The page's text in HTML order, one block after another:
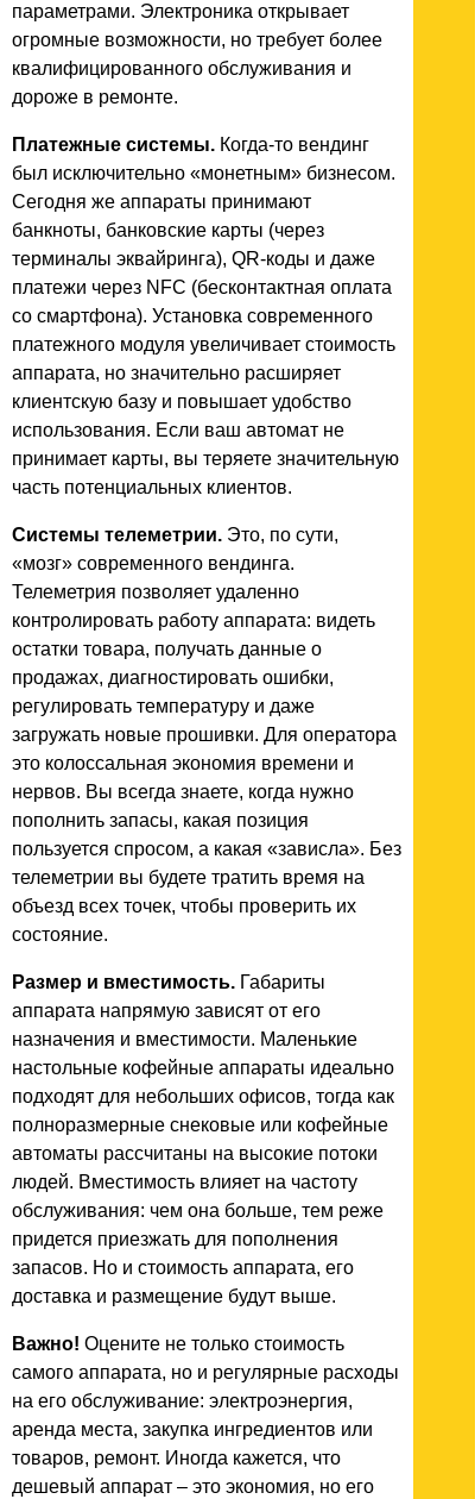
параметрами. Электроника открывает
огромные возможности, но требует более
квалифицированного обслуживания и
дороже в ремонте.
Платежные системы. Когда-то вендинг
был исключительно «монетным» бизнесом.
Сегодня же аппараты принимают
банкноты, банковские карты (через
терминалы эквайринга), QR-коды и даже
платежи через NFC (бесконтактная оплата
со смартфона). Установка современного
платежного модуля увеличивает стоимость
аппарата, но значительно расширяет
клиентскую базу и повышает удобство
использования. Если ваш автомат не
принимает карты, вы теряете значительную
часть потенциальных клиентов.
Системы телеметрии. Это, по сути,
«мозг» современного вендинга.
Телеметрия позволяет удаленно
контролировать работу аппарата: видеть
остатки товара, получать данные о
продажах, диагностировать ошибки,
регулировать температуру и даже
загружать новые прошивки. Для оператора
это колоссальная экономия времени и
нервов. Вы всегда знаете, когда нужно
пополнить запасы, какая позиция
пользуется спросом, а какая «зависла». Без
телеметрии вы будете тратить время на
объезд всех точек, чтобы проверить их
состояние.
Размер и вместимость. Габариты
аппарата напрямую зависят от его
назначения и вместимости. Маленькие
настольные кофейные аппараты идеально
подходят для небольших офисов, тогда как
полноразмерные снековые или кофейные
автоматы рассчитаны на высокие потоки
людей. Вместимость влияет на частоту
обслуживания: чем она больше, тем реже
придется приезжать для пополнения
запасов. Но и стоимость аппарата, его
доставка и размещение будут выше.
Важно! Оцените не только стоимость
самого аппарата, но и регулярные расходы
на его обслуживание: электроэнергия,
аренда места, закупка ингредиентов или
товаров, ремонт. Иногда кажется, что
дешевый аппарат – это экономия, но его